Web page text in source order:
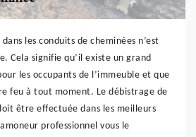
les conduits de cheminées n’est
Cela signifie qu’il existe un grand
les occupants de l’immeuble et que
feu à tout moment. Le débistrage de
être effectuée dans les meilleurs
professionnel vous le